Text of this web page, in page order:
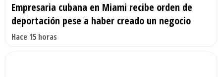
Empresaria cubana en Miami recibe orden de
deportación pese a haber creado un negocio
Hace 15 horas